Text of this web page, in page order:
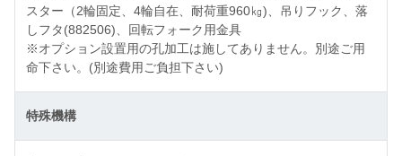
スター（2輪固定、4輪自在、耐荷重960㎏)、吊りフック、落
しフタ(882506)、回転フォーク用金具
※オプション設置用の孔加工は施してありません。別途ご用
命下さい。(別途費用ご負担下さい)
特殊機構